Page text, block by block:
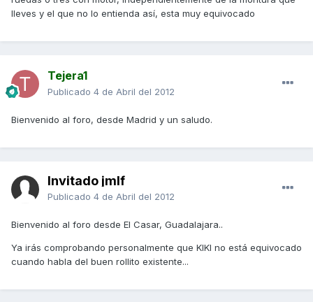
lleves y el que no lo entienda así, esta muy equivocado
Tejera1
Publicado 4 de Abril del 2012
Bienvenido al foro, desde Madrid y un saludo.
Invitado jmlf
Publicado 4 de Abril del 2012
Bienvenido al foro desde El Casar, Guadalajara..
Ya irás comprobando personalmente que KIKI no está equivocado
cuando habla del buen rollito existente...